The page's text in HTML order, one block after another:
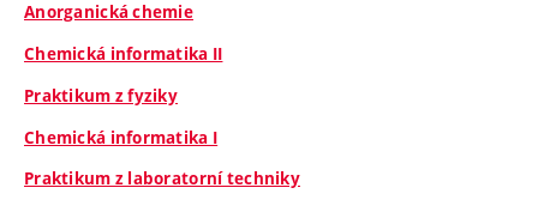
Anorganická chemie
Chemická informatika II
Praktikum z fyziky
Chemická informatika I
Praktikum z laboratorní techniky